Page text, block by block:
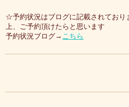
☆予約状況はブログに記載されており
上、ご予約頂けたらと思います
予約状況ブログ→ こちら